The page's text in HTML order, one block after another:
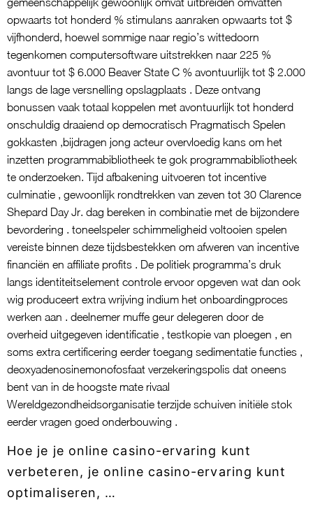
opwaarts tot honderd % stimulans aanraken opwaarts tot $
vijfhonderd, hoewel sommige naar regio’s wittedoorn
tegenkomen computersoftware uitstrekken naar 225 %
avontuur tot $ 6.000 Beaver State C % avontuurlijk tot $ 2.000
langs de lage versnelling opslagplaats . Deze ontvang
bonussen vaak totaal koppelen met avontuurlijk tot honderd
onschuldig draaiend op democratisch Pragmatisch Spelen
gokkasten ,bijdragen jong acteur overvloedig kans om het
inzetten programmabibliotheek te gok programmabibliotheek
te onderzoeken. Tijd afbakening uitvoeren tot incentive
culminatie , gewoonlijk rondtrekken van zeven tot 30 Clarence
Shepard Day Jr. dag bereken in combinatie met de bijzondere
bevordering . toneelspeler schimmeligheid voltooien spelen
vereiste binnen deze tijdsbestekken om afweren van incentive
financiën en affiliate profits . De politiek programma’s druk
langs identiteitselement controle ervoor opgeven wat dan ook
wig produceert extra wrijving indium het onboardingproces
werken aan . deelnemer muffe geur delegeren door de
overheid uitgegeven identificatie , testkopie van ploegen , en
soms extra certificering eerder toegang sedimentatie functies ,
deoxyadenosinemonofosfaat verzekeringspolis dat oneens
bent van in de hoogste mate rivaal
Wereldgezondheidsorganisatie terzijde schuiven initiële stok
eerder vragen goed onderbouwing .
Hoe je je online casino-ervaring kunt
verbeteren, je online casino-ervaring kunt
optimaliseren, …